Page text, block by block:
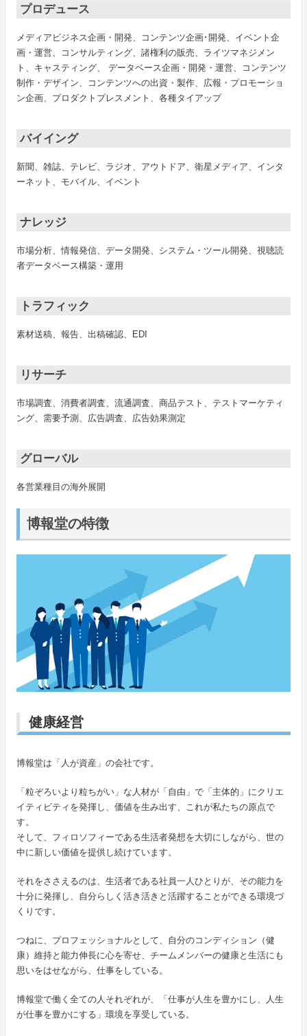
プロデュース
メディアビジネス企画・開発、コンテンツ企画･開発、イベント企
画・運営、コンサルティング、諸権利の販売、ライツマネジメン
ト、キャスティング、 データベース企画・開発・運営、コンテンツ
制作・デザイン、コンテンツへの出資・製作、広報・プロモーショ
ン企画、プロダクトプレスメント、各種タイアップ
バイイング
新聞、雑誌、テレビ、ラジオ、アウトドア、衛星メディア、インタ
ーネット、モバイル、イベント
ナレッジ
市場分析、情報発信、データ開発、システム・ツール開発、視聴読
者データベース構築・運用
トラフィック
素材送稿、報告、出稿確認、EDI
リサーチ
市場調査、消費者調査、流通調査、商品テスト、テストマーケティ
ング、需要予測、広告調査、広告効果測定
グローバル
各営業種目の海外展開
博報堂の特徴
健康経営
博報堂は「人が資産」の会社です。
「粒ぞろいより粒ちがい」な人材が「自由」で「主体的」にクリエ
イティビティを発揮し、価値を生み出す、これが私たちの原点で
す。
そして、フィロソフィーである生活者発想を大切にしながら、世の
中に新しい価値を提供し続けています。
それをささえるのは、生活者である社員一人ひとりが、その能力を
十分に発揮し、自分らしく活き活きと活躍することができる環境づ
くりです。
つねに、プロフェッショナルとして、自分のコンディション（健
康）維持と能力伸長に心を寄せ、チームメンバーの健康と生活にも
思いをはせながら、仕事をしている。
博報堂で働く全ての人それぞれが、「仕事が人生を豊かにし、人生
が仕事を豊かにする」環境を享受している。